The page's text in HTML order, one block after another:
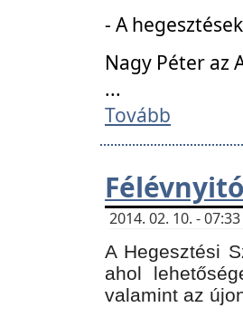
- A
Nagy Péter az
...
Tovább
2014. 02. 10. -
A Hegesztési
ahol
valamint az